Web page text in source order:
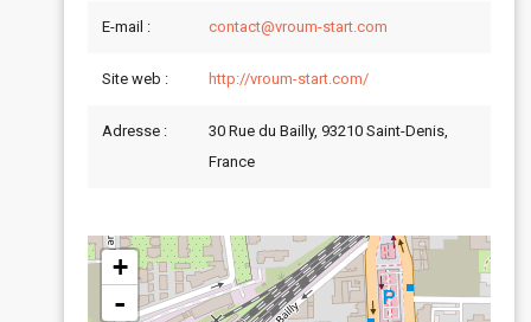
E-mail : contact@vroum-start.com
Site web : http://vroum-start.com/
Adresse :
30 Rue du Bailly, 93210 Saint-Denis,
France
+
-